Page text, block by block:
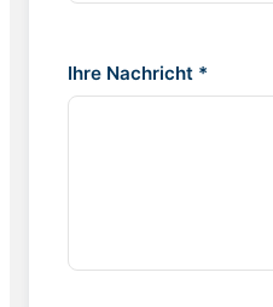
Ihre Nachricht *